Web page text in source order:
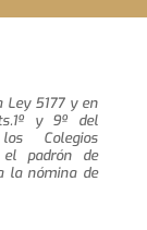
Ley 5177 y en
y 9º del
Colegios
el padrón de
la nómina de